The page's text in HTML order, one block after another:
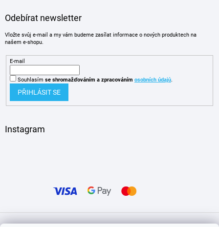
Odebírat newsletter
Vložte svůj e-mail a my vám budeme zasílat informace o nových produktech na
našem e-shopu.
E-mail
Souhlasím se shromažďováním a zpracováním osobních údajů.
PŘIHLÁSIT SE
Instagram